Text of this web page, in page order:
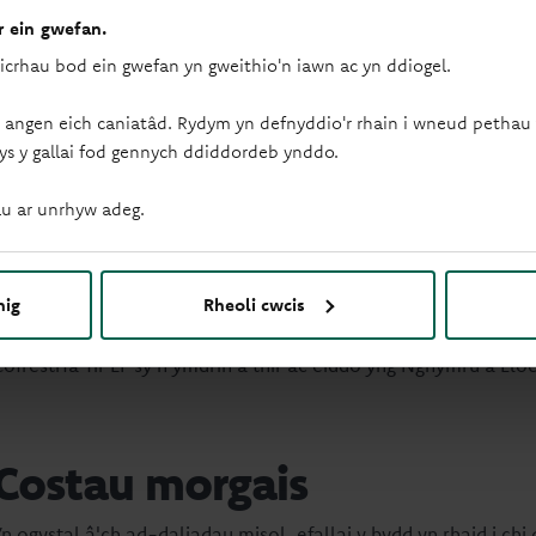
ein gwefan.
bod ein gwefan yn gweithio'n iawn ac yn ddiogel.
eich caniatâd. Rydym yn defnyddio'r rhain i wneud pethau
y gallai fod gennych ddiddordeb ynddo.
ar unrhyw adeg.
Rheoli cwcis
eich cyfreithiwr neu drawsgludwr yn cynnal chwiliadau i
Gwaith ffordd neu ddatblygiadau arfaethedig gerllaw.
Cyfyngiadau cyfreithiol ar y tir.
cofrestru tir
y bydd y gwerthiant wedi'i gwblhau, bydd eich
Tir EF sy'n ymdrin â thir ac eiddo yng Nghymru a
morgais